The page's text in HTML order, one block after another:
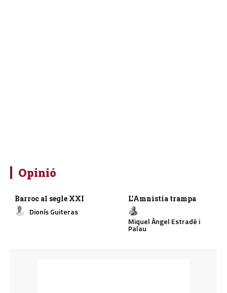
Opinió
Barroc al segle XXI
Dionís Guiteras
L’Amnistia trampa
Miquel Àngel Estradé i
Palau